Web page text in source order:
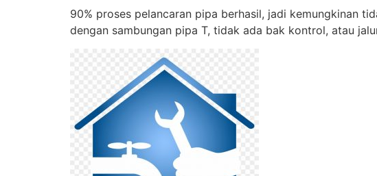
90% proses pelancaran pipa berhasil, jadi kemungkinan
dengan sambungan pipa T, tidak ada bak kontrol, atau